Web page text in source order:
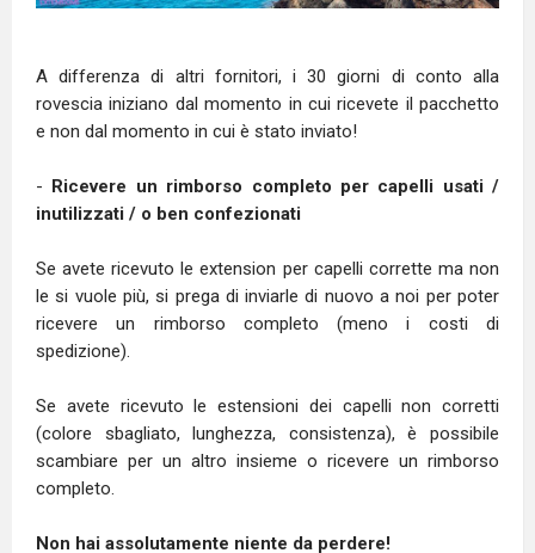
A differenza di altri fornitori, i 30 giorni di conto alla
rovescia iniziano dal momento in cui ricevete il pacchetto
e non dal momento in cui è stato inviato!
- Ricevere un rimborso completo per capelli usati /
inutilizzati / o ben confezionati
Se avete ricevuto le extension per capelli corrette ma non
le si vuole più, si prega di inviarle di nuovo a noi per poter
ricevere un rimborso completo (meno i costi di
spedizione).
Se avete ricevuto le estensioni dei capelli non corretti
(colore sbagliato, lunghezza, consistenza), è possibile
scambiare per un altro insieme o ricevere un rimborso
completo.
Non hai assolutamente niente da perdere!